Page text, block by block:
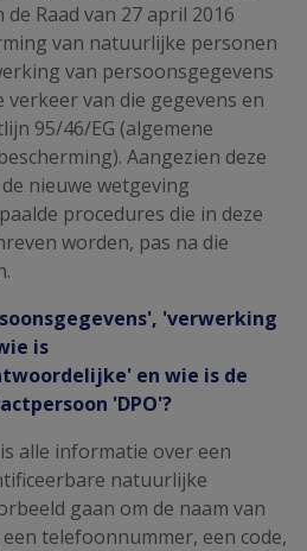
Raad van 27 april 2016
van natuurlijke personen
van persoonsgegevens
van die gegevens en
95/46/EG (algemene
Aangezien deze
nieuwe wetgeving
procedures die in deze
worden, pas na die
'verwerking
is
en wie is de
'DPO'?
alle informatie over een
natuurlijke
gaan om de naam van
telefoonnummer, een code,